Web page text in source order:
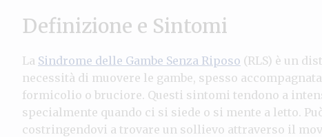
Definizione e Sintomi
La Sindrome delle Gambe Senza Riposo (RLS) è un
necessità di muovere le gambe, spesso
formicolio o bruciore. Questi sintomi tendono a
specialmente quando ci si siede o si mente a letto.
costringendovi a trovare un sollievo attraverso il